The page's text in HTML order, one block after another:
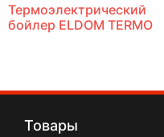
Термоэлектрический
бойлер ELDOM TERMO
Товары